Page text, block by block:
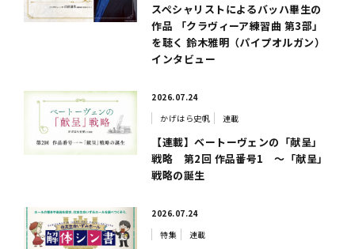
スペシャリストによるバッハ畢生の
作品 「クラヴィーア練習曲 第3部」
を聴く 鈴木雅明（パイプオルガン）
インタビュー
2026.07.24
かげはら史帆
連載
【連載】ベートーヴェンの「献呈」
戦略 第2回 作品番号1 ～「献呈」
戦略の誕生
2026.07.24
特集
連載